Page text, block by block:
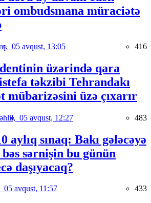
ombudsmana müraciətə
05 avqust, 13:05 416
üzərində qara
təkzibi Tehrandakı
mübarizəsini üzə çıxarır
05 avqust, 12:27 483
aylıq sınaq: Bakı gələcəyə
bəs sərnişin bu günün
daşıyacaq?
05 avqust, 11:57 433